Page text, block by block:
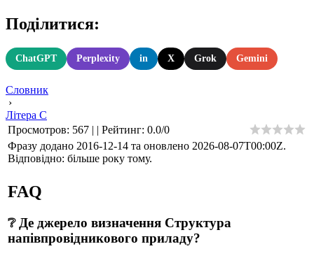
Поділитися:
ChatGPT Perplexity in X Grok Gemini
Словник
›
Літера С
Просмотров: 567 | | Рейтинг: 0.0/0
Фразу додано 2016-12-14 та оновлено 2026-08-07T00:00Z.
Відповідно: більше року тому.
FAQ
❔ Де джерело визначення Структура
напівпровідникового приладу?